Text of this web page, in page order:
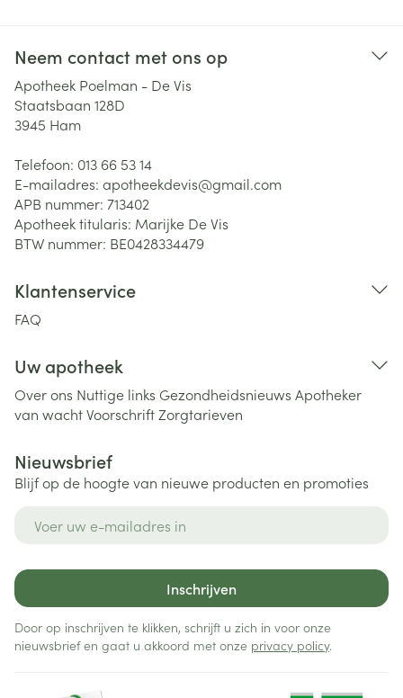
Neem contact met ons op
Apotheek Poelman - De Vis
Staatsbaan 128D
3945 Ham
Telefoon: 013 66 53 14
E-mailadres: apotheekdevis@gmail.com
APB nummer: 713402
Apotheek titularis: Marijke De Vis
BTW nummer: BE0428334479
Klantenservice
FAQ
Uw apotheek
Over ons Nuttige links Gezondheidsnieuws Apotheker
van wachtVoorschriftZorgtarieven
Nieuwsbrief
Blijf op de hoogte van nieuwe producten en promoties
Inschrijven
Door op inschrijven te klikken, schrijft u zich in voor onze
nieuwsbrief en gaat u akkoord met onze privacy policy.